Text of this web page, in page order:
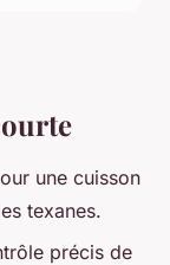
une cuisson
texanes.
précis de